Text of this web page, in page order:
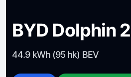
BYD Dolphin
44.9 kWh (95 hk) BEV